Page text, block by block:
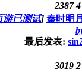
2387 4
游已测试] 秦时明
最后发表:
3019 2